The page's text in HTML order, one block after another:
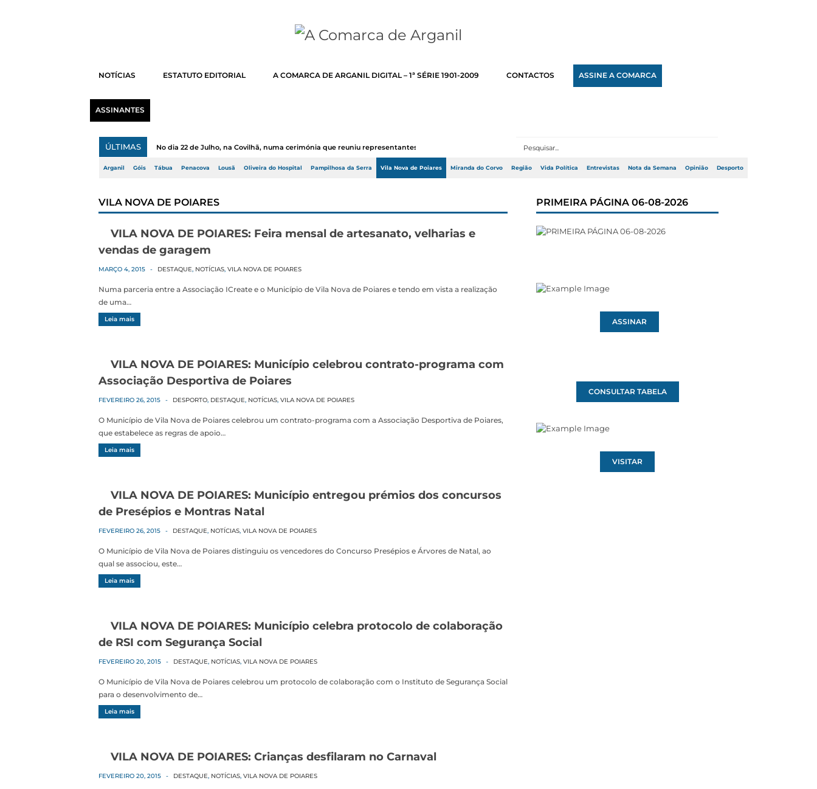
NOTÍCIAS ESTATUTO EDITORIAL A COMARCA DE ARGANIL DIGITAL – 1ª SÉRIE 1901-2009 CONTACTOS ASSINE A COMARCA
ASSINANTES
ÚLTIMAS No dia 22 de Julho, na Covilhã, numa cerimónia que reuniu representantes do Go...
Arganil Góis Tábua Penacova Lousã Oliveira do Hospital Pampilhosa da Serra Vila Nova de Poiares Miranda do Corvo Região Vida Política Entrevistas Nota da Semana Opinião Desporto
VILA NOVA DE POIARES
VILA NOVA DE POIARES: Feira mensal de artesanato, velharias e
vendas de garagem
MARÇO 4, 2015 - DESTAQUE, NOTÍCIAS, VILA NOVA DE POIARES
Numa parceria entre a Associação ICreate e o Município de Vila Nova de Poiares e tendo em vista a realização
de uma…
Leia mais
VILA NOVA DE POIARES: Município celebrou contrato-programa com
Associação Desportiva de Poiares
FEVEREIRO 26, 2015 - DESPORTO, DESTAQUE, NOTÍCIAS, VILA NOVA DE POIARES
O Município de Vila Nova de Poiares celebrou um contrato-programa com a Associação Desportiva de Poiares,
que estabelece as regras de apoio…
Leia mais
VILA NOVA DE POIARES: Município entregou prémios dos concursos
de Presépios e Montras Natal
FEVEREIRO 26, 2015 - DESTAQUE, NOTÍCIAS, VILA NOVA DE POIARES
O Município de Vila Nova de Poiares distinguiu os vencedores do Concurso Presépios e Árvores de Natal, ao
qual se associou, este…
Leia mais
VILA NOVA DE POIARES: Município celebra protocolo de colaboração
de RSI com Segurança Social
FEVEREIRO 20, 2015 - DESTAQUE, NOTÍCIAS, VILA NOVA DE POIARES
O Município de Vila Nova de Poiares celebrou um protocolo de colaboração com o Instituto de Segurança Social
para o desenvolvimento de…
Leia mais
VILA NOVA DE POIARES: Crianças desfilaram no Carnaval
FEVEREIRO 20, 2015 - DESTAQUE, NOTÍCIAS, VILA NOVA DE POIARES
PRIMEIRA PÁGINA 06-08-2026
ASSINAR
CONSULTAR TABELA
VISITAR